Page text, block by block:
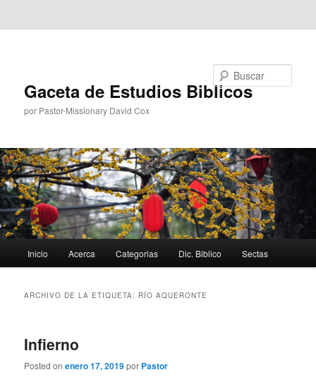
Gaceta de Estudios Biblicos
por Pastor-Missionary David Cox
principal
Inicio Acerca Categorias Dic. Biblico Sectas
ARCHIVO DE LA ETIQUETA: RÍO AQUERONTE
Infierno
Posted onenero 17, 2019por Pastor